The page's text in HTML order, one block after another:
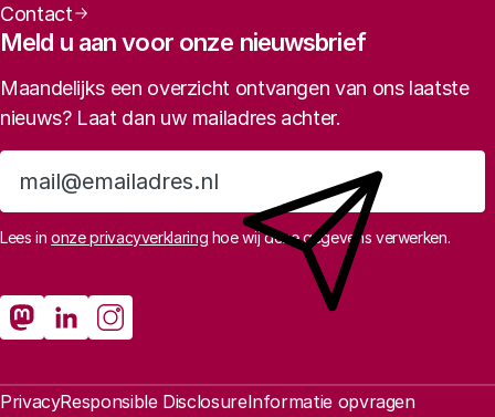
Inbeddingsgerichte innovatie
Contact
Meld u aan voor onze nieuwsbrief
Maandelijks een overzicht ontvangen van ons laatste
nieuws? Laat dan uw mailadres achter.
Aanmelden
Lees inonze privacyverklaring hoe wij deze gegevens verwerken.
Sociale media
Rathenau Mastodon
Rathenau LinkedIn
Rathenau Instagram
Juridische informatie
PrivacyResponsible DisclosureInformatie opvragen